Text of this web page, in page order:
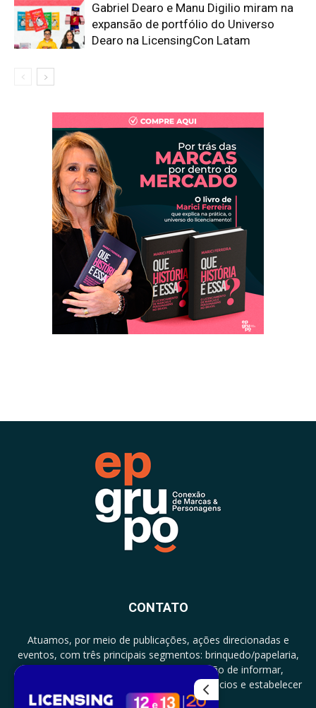
Gabriel Dearo e Manu Digilio miram na
expansão de portfólio do Universo
Dearo na LicensingCon Latam
CONTATO
Atuamos, por meio de publicações, ações direcionadas e
eventos, com três principais segmentos: brinquedo/papelaria,
licenciamento e zero a três com a missão de informar,
documentar, proporcionar encontro de negócios e estabelecer
parcerias.